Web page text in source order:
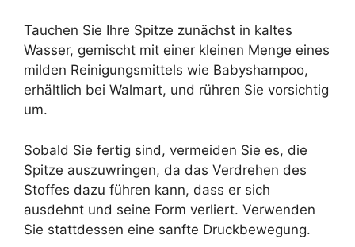
Tauchen Sie Ihre Spitze zunächst in kaltes
Wasser, gemischt mit einer kleinen Menge eines
milden Reinigungsmittels wie Babyshampoo,
erhältlich bei Walmart, und rühren Sie vorsichtig
um.
Sobald Sie fertig sind, vermeiden Sie es, die
Spitze auszuwringen, da das Verdrehen des
Stoffes dazu führen kann, dass er sich
ausdehnt und seine Form verliert. Verwenden
Sie stattdessen eine sanfte Druckbewegung.